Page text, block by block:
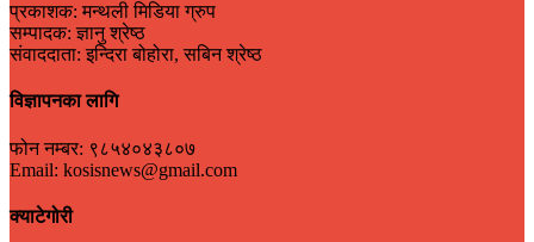
प्रकाशक: मन्थली मिडिया ग्रुप
सम्पादक: ज्ञानु श्रेष्ठ
संवाददाता: इन्दिरा बोहोरा, सबिन श्रेष्ठ
विज्ञापनका लागि
फोन नम्बर: ९८५४०४३८०७
Email: kosisnews@gmail.com
क्याटेगोरी